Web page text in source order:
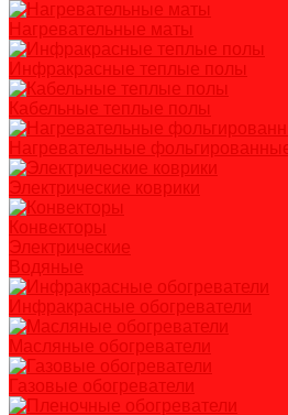
Нагревательные маты
Инфракрасные теплые полы
Кабельные теплые полы
Нагревательные
Электрические коврики
Конвекторы
Электрические
Водяные
Инфракрасные обогреватели
Масляные обогреватели
Газовые обогреватели